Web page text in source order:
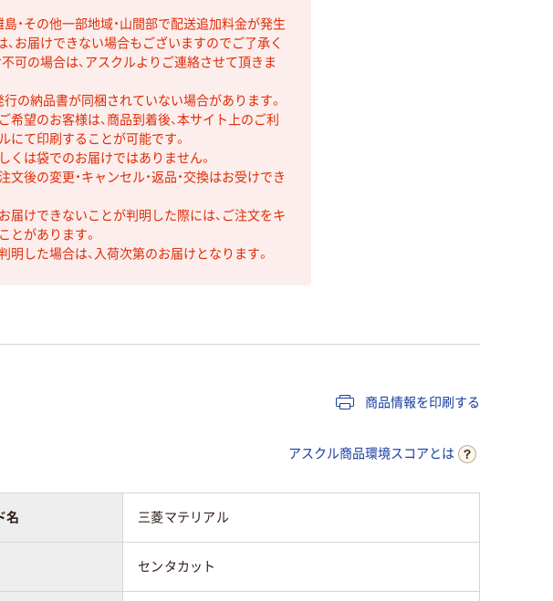
・その他一部地域・山間部で配送追加料金が発生
、お届けできない場合もございますのでご了承く
可の場合は、アスクルよりご連絡させて頂きま
行の納品書が同梱されていない場合があります。
希望のお客様は、商品到着後、本サイト上のご利
にて印刷することが可能です。
くは袋でのお届けではありません。
後の変更・キャンセル・返品・交換はお受けでき
届けできないことが判明した際には、ご注文をキ
とがあります。
明した場合は、入荷次第のお届けとなります。
商品情報を印刷する
アスクル商品環境スコアとは
名 三菱マテリアル
センタカット